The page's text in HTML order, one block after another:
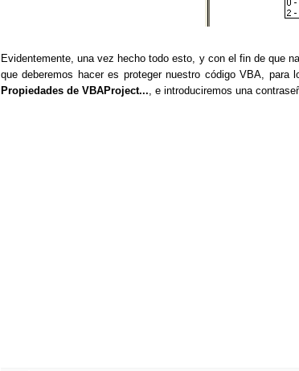
Evidentemente, una vez hecho todo esto, y con el fin de que
que deberemos hacer es proteger nuestro código VBA, para
Propiedades de VBAProject..., e introduciremos una